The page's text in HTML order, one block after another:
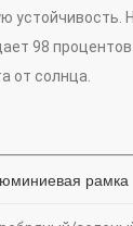
устойчивость.
98
от солнца.
рамка